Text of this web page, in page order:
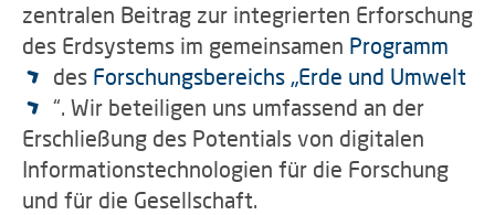
zentralen Beitrag zur integrierten Erforschung
des Erdsystems im gemeinsamen Programm
des Forschungsbereichs „Erde und Umwelt
“. Wir beteiligen uns umfassend an der
Erschließung des Potentials von digitalen
Informationstechnologien für die Forschung
und für die Gesellschaft.